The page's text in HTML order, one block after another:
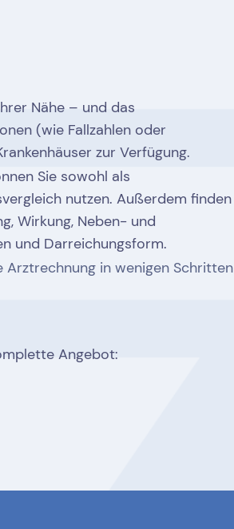
Nähe – und das
(wie Fallzahlen oder
zur Verfügung.
Sie sowohl als
nutzen. Außerdem finden
Wirkung, Neben- und
und Darreichungsform.
Arztrechnung in wenigen Schritten
Angebot: